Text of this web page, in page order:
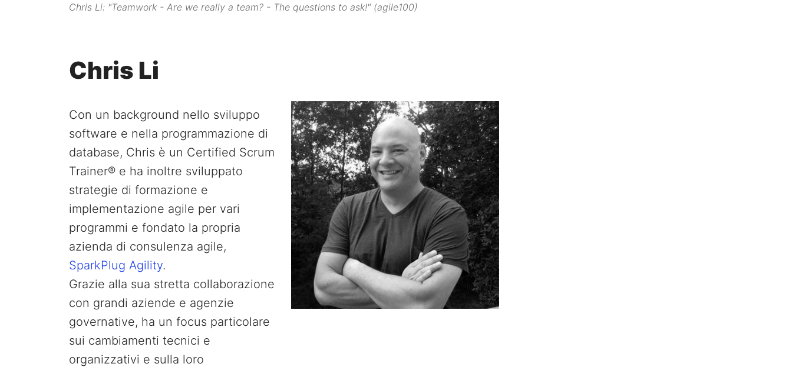
Chris Li: "Teamwork - Are we really a team? - The questions to ask!" (agile100)
Chris Li
Con un background nello sviluppo
software e nella programmazione di
database, Chris è un Certified Scrum
Trainer® e ha inoltre sviluppato
strategie di formazione e
implementazione agile per vari
programmi e fondato la propria
azienda di consulenza agile,
SparkPlug Agility.
Grazie alla sua stretta collaborazione
con grandi aziende e agenzie
governative, ha un focus particolare
sui cambiamenti tecnici e
organizzativi e sulla loro